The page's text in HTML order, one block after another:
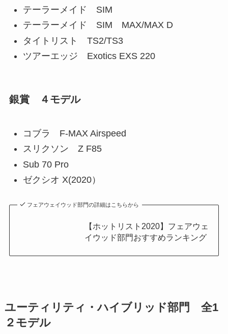
テーラーメイド SIM
テーラーメイド SIM MAX/MAX D
タイトリスト TS2/TS3
ツアーエッジ Exotics EXS 220
銀賞 ４モデル
コブラ F-MAX Airspeed
スリクソン Z F85
Sub 70 Pro
ゼクシオ X(2020）
フェアウェイウッド部門の詳細はこちらから
【ホットリスト2020】フェアウェ
イウッド部門おすすめランキング
ユーティリティ・ハイブリッド部門 全1
２モデル